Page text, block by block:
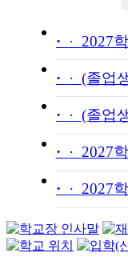
· 2027학
· (졸업생
· (졸업생
· 2027
· 2027학